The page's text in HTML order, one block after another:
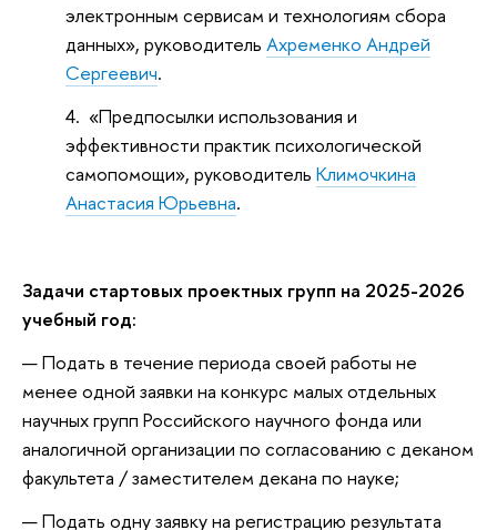
электронным сервисам и технологиям сбора
данных», руководительАхременко Андрей
Сергеевич.
«Предпосылки использования и
эффективности практик психологической
самопомощи», руководительКлимочкина
Анастасия Юрьевна.
Задачи стартовых проектных групп на 2025-2026
учебный год:
Подать в течение периода своей работы не
менее одной заявки на конкурс малых отдельных
научных групп Российского научного фонда или
аналогичной организации по согласованию с деканом
факультета / заместителем декана по науке;
Подать одну заявку на регистрацию результата